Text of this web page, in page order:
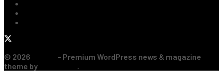
© 2026
- Premium WordPress news & magazine
theme by
.